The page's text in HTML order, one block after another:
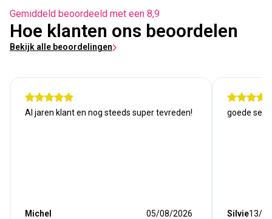
Gemiddeld beoordeeld met een 8,9
Hoe klanten ons beoordelen
Bekijk alle beoordelingen
Al jaren klant en nog steeds super tevreden!
Michel 05/08/2026
goede
Silvie13/